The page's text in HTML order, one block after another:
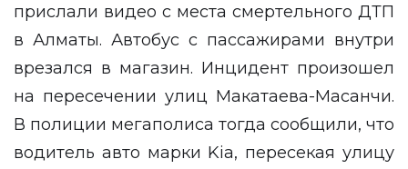
прислали видео с места смертельного ДТП
в Алматы. Автобус с пассажирами внутри
врезался в магазин. Инцидент произошел
на пересечении улиц Макатаева-Масанчи.
В полиции мегаполиса тогда сообщили, что
водитель авто марки Kia, пересекая улицу